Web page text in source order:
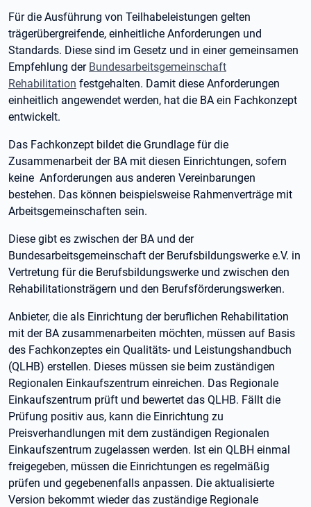
Für die Ausführung von Teilhabeleistungen gelten
trägerübergreifende, einheitliche Anforderungen und
Standards. Diese sind im Gesetz und in einer gemeinsamen
Empfehlung der Bundesarbeitsgemeinschaft
Rehabilitation festgehalten. Damit diese Anforderungen
einheitlich angewendet werden, hat die BA ein Fachkonzept
entwickelt.
Das Fachkonzept bildet die Grundlage für die
Zusammenarbeit der BA mit diesen Einrichtungen, sofern
keine Anforderungen aus anderen Vereinbarungen
bestehen. Das können beispielsweise Rahmenverträge mit
Arbeitsgemeinschaften sein.
Diese gibt es zwischen der BA und der
Bundesarbeitsgemeinschaft der Berufsbildungswerke e.V. in
Vertretung für die Berufsbildungswerke und zwischen den
Rehabilitationsträgern und den Berufsförderungswerken.
Anbieter, die als Einrichtung der beruflichen Rehabilitation
mit der BA zusammenarbeiten möchten, müssen auf Basis
des Fachkonzeptes ein Qualitäts- und Leistungshandbuch
(QLHB) erstellen. Dieses müssen sie beim zuständigen
Regionalen Einkaufszentrum einreichen. Das Regionale
Einkaufszentrum prüft und bewertet das QLHB. Fällt die
Prüfung positiv aus, kann die Einrichtung zu
Preisverhandlungen mit dem zuständigen Regionalen
Einkaufszentrum zugelassen werden. Ist ein QLBH einmal
freigegeben, müssen die Einrichtungen es regelmäßig
prüfen und gegebenenfalls anpassen. Die aktualisierte
Version bekommt wieder das zuständige Regionale